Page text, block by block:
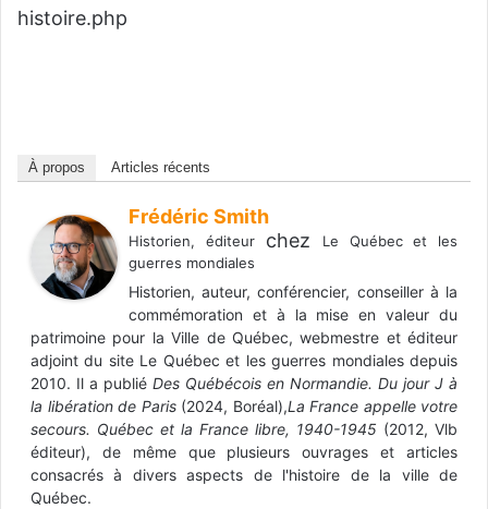
histoire.php
À propos Articles récents
Frédéric Smith
Historien, éditeurchez
Le Québec et les
guerres mondiales
Historien, auteur, conférencier, conseiller à la
commémoration et à la mise en valeur du
patrimoine pour la Ville de Québec, webmestre et éditeur
adjoint du site Le Québec et les guerres mondiales depuis
2010. Il a publié Des Québécois en Normandie. Du jour J à
la libération de Paris (2024, Boréal),La France appelle votre
secours. Québec et la France libre, 1940-1945 (2012, Vlb
éditeur), de même que plusieurs ouvrages et articles
consacrés à divers aspects de l'histoire de la ville de
Québec.